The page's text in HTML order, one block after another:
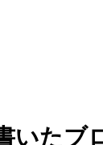
いたブ